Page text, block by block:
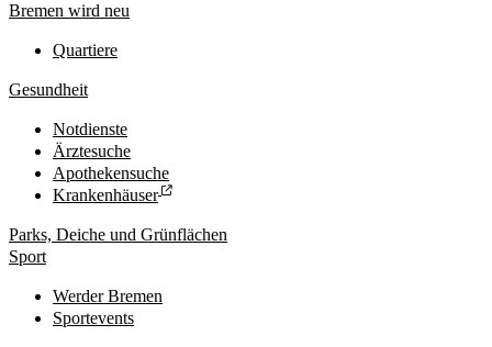
Bremen wird neu
Quartiere
Gesundheit
Notdienste
Ärztesuche
Apothekensuche
Krankenhäuser
Parks, Deiche und Grünflächen
Sport
Werder Bremen
Sportevents